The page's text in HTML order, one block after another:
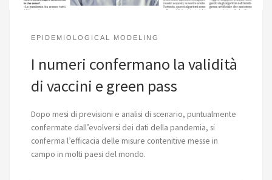
EPIDEMIOLOGICAL MODELING
I numeri confermano la validità
di vaccini e green pass
Dopo mesi di previsioni e analisi di scenario, puntualmente
confermate dall’evolversi dei dati della pandemia, si
conferma l’efficacia delle misure contenitive messe in
campo in molti paesi del mondo.